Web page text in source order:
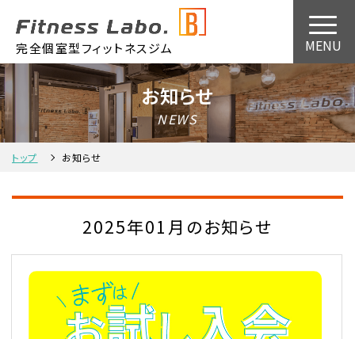
完全個室型フィットネスジム
お知らせ
NEWS
トップ お知らせ
2025年01月のお知らせ